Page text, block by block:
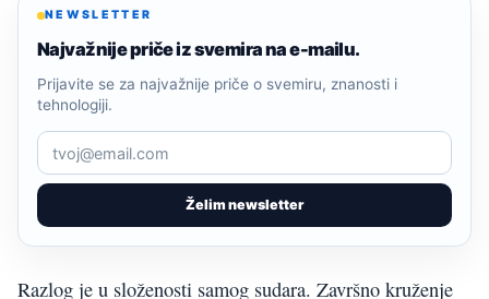
NEWSLETTER
Najvažnije priče iz svemira na e-mailu.
Želim newsletter
Prijavite se za najvažnije priče o svemiru, znanosti i
tehnologiji.
Razlog je u složenosti samog sudara. Završno kruženje